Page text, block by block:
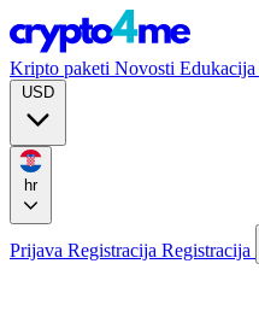
Kripto paketi Novosti Edukacija
hr
Prijava Registracija Registracija